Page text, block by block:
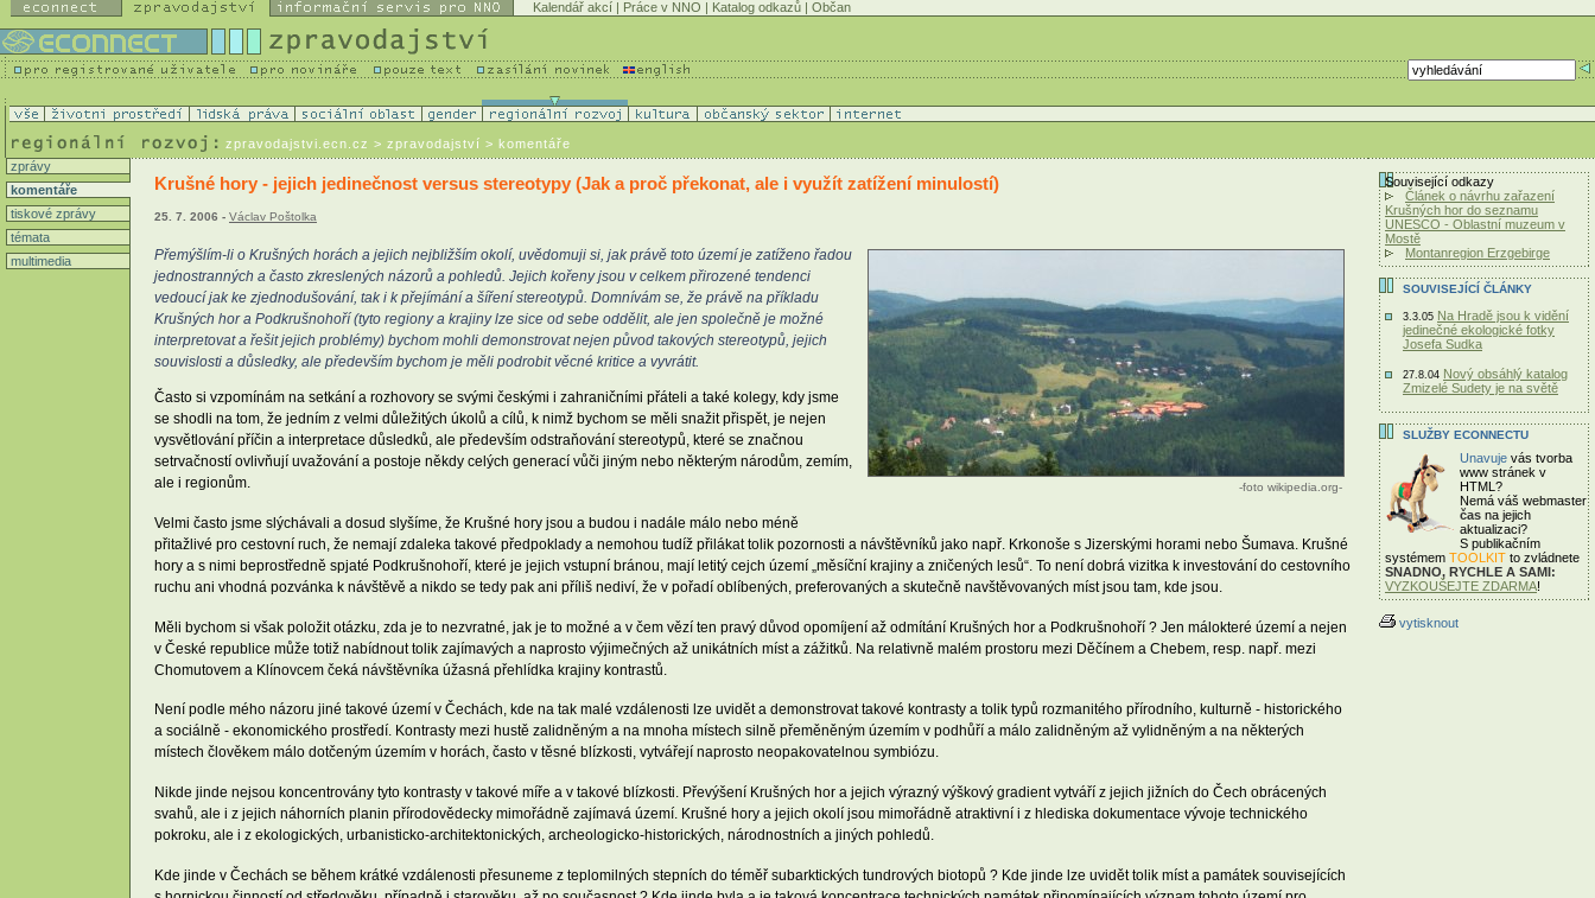
Kalendář akcí | Práce v NNO | Katalog odkazů | Občan
zpravodajstvi.ecn.cz > zpravodajství > komentáře
zprávy
komentáře
tiskové zprávy
témata
multimedia
Krušné hory - jejich jedinečnost versus stereotypy (Jak a proč překonat, ale i využít zatížení minulostí)
25. 7. 2006 - Václav Poštolka
-foto wikipedia.org-
Přemýšlím-li o Krušných horách a jejich nejbližším okolí, uvědomuji si, jak právě toto území je zatíženo řadou
jednostranných a často zkreslených názorů a pohledů. Jejich kořeny jsou v celkem přirozené tendenci
vedoucí jak ke zjednodušování, tak i k přejímání a šíření stereotypů. Domnívám se, že právě na příkladu
Krušných hor a Podkrušnohoří (tyto regiony a krajiny lze sice od sebe oddělit, ale jen společně je možné
interpretovat a řešit jejich problémy) bychom mohli demonstrovat nejen původ takových stereotypů, jejich
souvislosti a důsledky, ale především bychom je měli podrobit věcné kritice a vyvrátit.
Často si vzpomínám na setkání a rozhovory se svými českými i zahraničními přáteli a také kolegy, kdy jsme
se shodli na tom, že jedním z velmi důležitých úkolů a cílů, k nimž bychom se měli snažit přispět, je nejen
vysvětlování příčin a interpretace důsledků, ale především odstraňování stereotypů, které se značnou
setrvačností ovlivňují uvažování a postoje někdy celých generací vůči jiným nebo některým národům, zemím,
ale i regionům.
Velmi často jsme slýchávali a dosud slyšíme, že Krušné hory jsou a budou i nadále málo nebo méně
přitažlivé pro cestovní ruch, že nemají zdaleka takové předpoklady a nemohou tudíž přilákat tolik pozornosti a návštěvníků jako např. Krkonoše s Jizerskými horami nebo Šumava. Krušné
hory a s nimi beprostředně spjaté Podkrušnohoří, které je jejich vstupní bránou, mají letitý cejch území „měsíční krajiny a zničených lesů“. To není dobrá vizitka k investování do cestovního
ruchu ani vhodná pozvánka k návštěvě a nikdo se tedy pak ani příliš nediví, že v pořadí oblíbených, preferovaných a skutečně navštěvovaných míst jsou tam, kde jsou.
Měli bychom si však položit otázku, zda je to nezvratné, jak je to možné a v čem vězí ten pravý důvod opomíjení až odmítání Krušných hor a Podkrušnohoří ? Jen málokteré území a nejen
v České republice může totiž nabídnout tolik zajímavých a naprosto výjimečných až unikátních míst a zážitků. Na relativně malém prostoru mezi Děčínem a Chebem, resp. např. mezi
Chomutovem a Klínovcem čeká návštěvníka úžasná přehlídka krajiny kontrastů.
Není podle mého názoru jiné takové území v Čechách, kde na tak malé vzdálenosti lze uvidět a demonstrovat takové kontrasty a tolik typů rozmanitého přírodního, kulturně - historického
a sociálně - ekonomického prostředí. Kontrasty mezi hustě zalidněným a na mnoha místech silně přeměněným územím v podhůří a málo zalidněným až vylidněným a na některých
místech člověkem málo dotčeným územím v horách, často v těsné blízkosti, vytvářejí naprosto neopakovatelnou symbiózu.
Nikde jinde nejsou koncentrovány tyto kontrasty v takové míře a v takové blízkosti. Převýšení Krušných hor a jejich výrazný výškový gradient vytváří z jejich jižních do Čech obrácených
svahů, ale i z jejich náhorních planin přírodovědecky mimořádně zajímavá území. Krušné hory a jejich okolí jsou mimořádně atraktivní i z hlediska dokumentace vývoje technického
pokroku, ale i z ekologických, urbanisticko-architektonických, archeologicko-historických, národnostních a jiných pohledů.
Kde jinde v Čechách se během krátké vzdálenosti přesuneme z teplomilných stepních do téměř subarktických tundrových biotopů ? Kde jinde lze uvidět tolik míst a památek souvisejících
Související odkazy
Článek o návrhu zařazení
Krušných hor do seznamu
UNESCO - Oblastní muzeum v
Mostě
Montanregion Erzgebirge
SOUVISEJÍCÍ ČLÁNKY
3.3.05 Na Hradě jsou k vidění
jedinečné ekologické fotky
Josefa Sudka
27.8.04 Nový obsáhlý katalog
Zmizelé Sudety je na světě
SLUŽBY ECONNECTU
Unavuje vás tvorba
www stránek v
HTML?
Nemá váš webmaster
čas na jejich
aktualizaci?
S publikačním
systémem TOOLKIT to zvládnete
SNADNO, RYCHLE A SAMI:
VYZKOUŠEJTE ZDARMA!
vytisknout